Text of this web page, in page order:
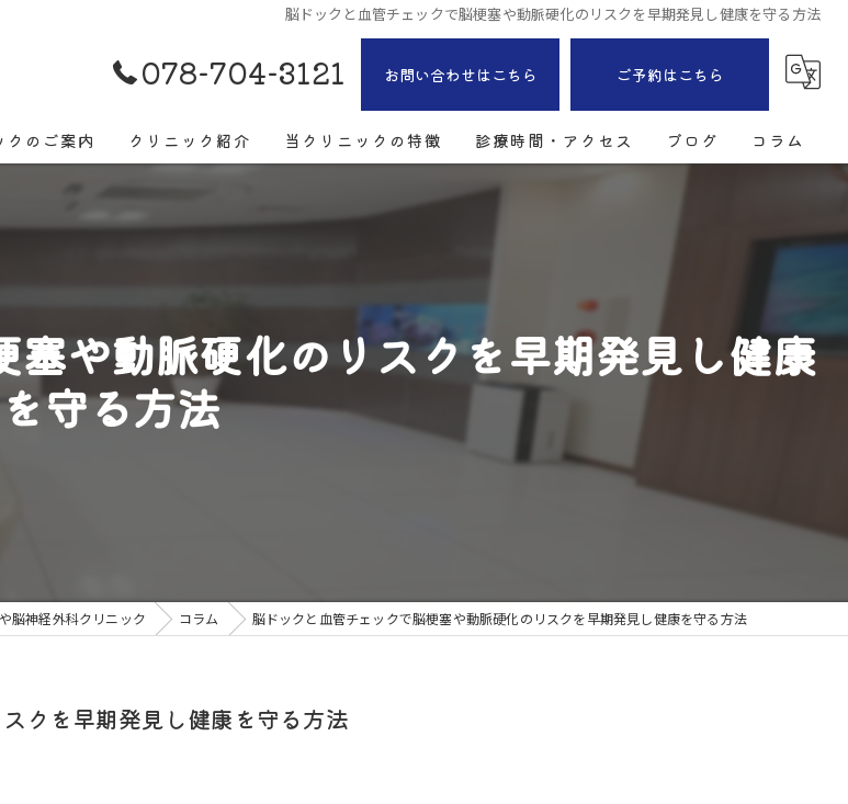
脳ドックと血管チェックで脳梗塞や動脈硬化のリスクを早期発見し健康を守る方法
078-704-3121 お問い合わせはこちら ご予約はこちら
クのご案内 クリニック紹介 当クリニックの特徴
めまい
物忘れ
診療時間・アクセス ブログ コラム
や動脈硬化のリスクを早期発見し健康
を守る方法
脳神経外科クリニック コラム 脳ドックと血管チェックで脳梗塞や動脈硬化のリスクを早期発見し健康を守る方法
クを早期発見し健康を守る方法